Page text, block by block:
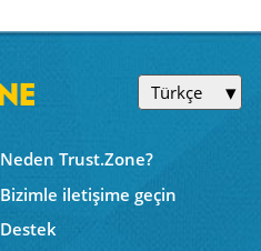
Türkçe
Neden Trust.Zone?
Bizimle iletişime geçin
Destek